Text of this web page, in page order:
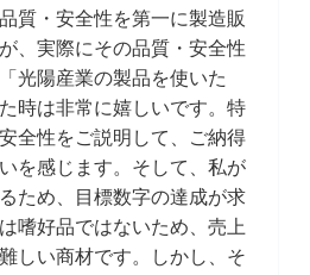
質・安全性を第一に製造販
、実際にその品質・安全性
光陽産業の製品を使いた
時は非常に嬉しいです。特
全性をご説明して、ご納得
を感じます。そして、私が
ため、目標数字の達成が求
嗜好品ではないため、売上
しい商材です。しかし、そ